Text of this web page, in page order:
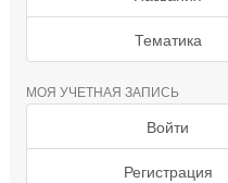
Тематика
МОЯ УЧЕТНАЯ ЗАПИСЬ
Войти
Регистрация